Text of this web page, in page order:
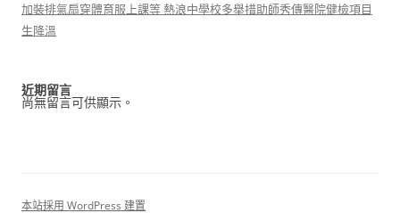
加裝排氣扇穿體育服上課等 熱浪中學校多舉措助師秀傳醫院健檢項目
生降溫
近期留言
尚無留言可供顯示。
本站採用 WordPress 建置